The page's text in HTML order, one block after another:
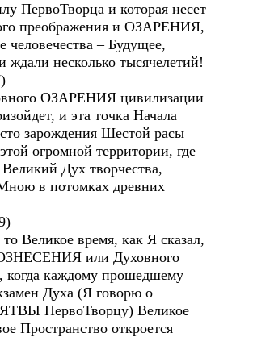
ПервоТворца и которая несет
преображения и ОЗАРЕНИЯ,
человечества – Будущее,
ждали несколько тысячелетий!
ОЗАРЕНИЯ цивилизации
и эта точка Начала
зарождения Шестой расы
огромной территории, где
Дух творчества,
в потомках древних
Великое время, как Я сказал,
или Духовного
каждому прошедшему
Духа (Я говорю о
ПервоТворцу) Великое
Пространство откроется